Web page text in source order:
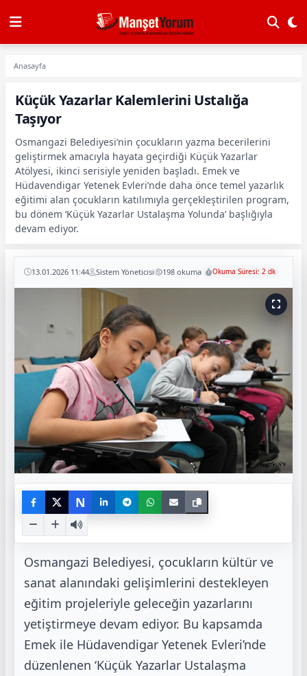
Anasayfa
Küçük Yazarlar Kalemlerini Ustalığa
Taşıyor
Osmangazi Belediyesi’nin çocukların yazma becerilerini
geliştirmek amacıyla hayata geçirdiği Küçük Yazarlar
Atölyesi, ikinci serisiyle yeniden başladı. Emek ve
Hüdavendigar Yetenek Evleri’nde daha önce temel yazarlık
eğitimi alan çocukların katılımıyla gerçekleştirilen program,
bu dönem ‘Küçük Yazarlar Ustalaşma Yolunda’ başlığıyla
devam ediyor.
13.01.2026 11:44 Sistem Yöneticisi 198 okuma Okuma Süresi: 2 dk
N
Osmangazi Belediyesi, çocukların kültür ve
sanat alanındaki gelişimlerini destekleyen
eğitim projeleriyle geleceğin yazarlarını
yetiştirmeye devam ediyor. Bu kapsamda
Emek ile Hüdavendigar Yetenek Evleri’nde
düzenlenen ‘Küçük Yazarlar Ustalaşma